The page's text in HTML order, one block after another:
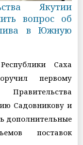
Якутии
вопрос об
в Южную
Саха
первому
Садовникову и
дополнительные
поставок